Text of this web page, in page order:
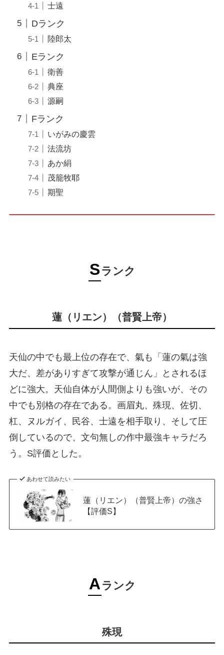
士遠
Dランク
陸郎太
Eランク
衛善
典座
源嗣
Fランク
いがみの慶雲
法流坊
あか絹
茂籠牧耶
期聖
S ランク
蓮（リエン）（普賢上帝）
天仙の中でも最上位の存在で、氣も「蓮の氣は強
大だ、差がありすぎて攻撃が通じん」とされるほ
どに強大。天仙自体が人間側よりも強いが、その
中でも別格の存在である。画眉丸、殊現、佐切、
杠、ヌルガイ、民谷、士遠を相手取り、そして圧
倒しているので、文句無しの作中最強キャラだろ
う。S評価とした。
あわせて読みたい
蓮（リエン）（普賢上帝）の強さ
【評価S】
Aランク
殊現